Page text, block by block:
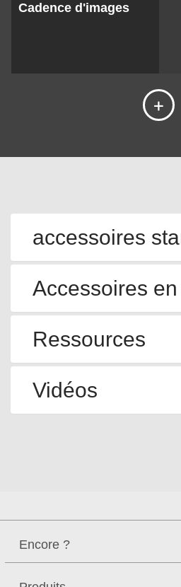
Cadence d'images
accessoires
Accessoires
Ressources
Vidéos
Encore ?